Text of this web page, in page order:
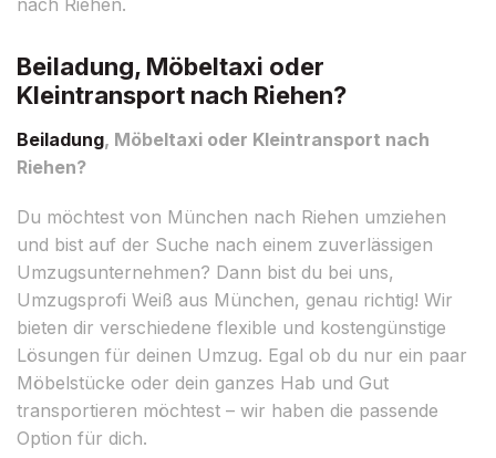
Beiladung, Möbeltaxi oder
Kleintransport nach Riehen?
Beiladung, Möbeltaxi oder Kleintransport nach
Riehen?
Du möchtest von München nach Riehen umziehen
und bist auf der Suche nach einem zuverlässigen
Umzugsunternehmen? Dann bist du bei uns,
Umzugsprofi Weiß aus München, genau richtig! Wir
bieten dir verschiedene flexible und kostengünstige
Lösungen für deinen Umzug. Egal ob du nur ein paar
Möbelstücke oder dein ganzes Hab und Gut
transportieren möchtest – wir haben die passende
Option für dich.